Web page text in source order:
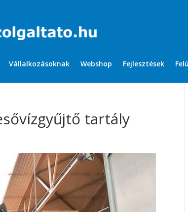
Vállalkozásoknak Webshop Fejlesztések
tartály